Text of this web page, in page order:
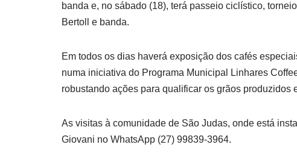
banda e, no sábado (18), terá passeio ciclístico,
Bertoll e banda.
Em todos os dias haverá exposição dos cafés
numa iniciativa do Programa Municipal Linhares
robustando ações para qualificar os grãos produzidos
As visitas à comunidade de São Judas, onde está
Giovani no WhatsApp (27) 99839-3964.